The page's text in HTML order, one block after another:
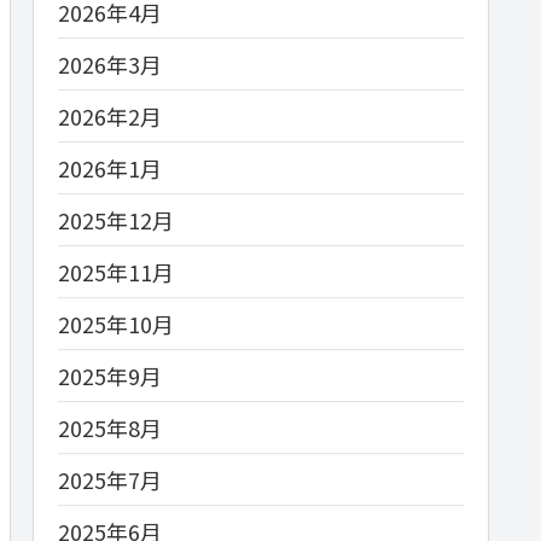
2026年4月
2026年3月
2026年2月
2026年1月
2025年12月
2025年11月
2025年10月
2025年9月
2025年8月
2025年7月
2025年6月